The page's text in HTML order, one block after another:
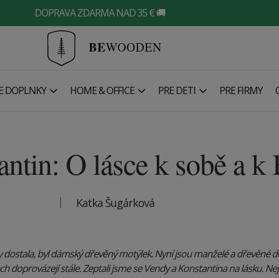
DOPRAVA ZDARMA NAD 35 € 🚚
BEWOODEN
DOPLNKY HOME & OFFICE PRE DETI PRE FIRMY
O lásce k sobě a k
Katka Šugárková
dostala, byl dámský dřevěný motýlek. Nyní jsou manželé a dřevěné
doprovázejí stále. Zeptali jsme se Vendy a Konstantina na lásku.